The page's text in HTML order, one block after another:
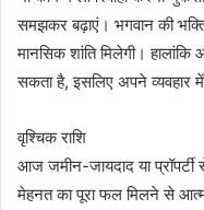
समझकर बढ़ाएं। भगवान की
मानसिक शांति मिलेगी। हालांकि
सकता है, इसलिए अपने व्यवहार
वृश्चिक राशि
आज जमीन-जायदाद या
मेहनत का पूरा फल मिलने से